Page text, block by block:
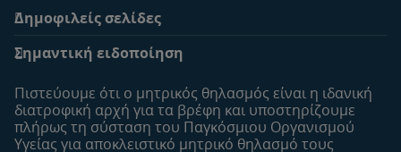
Δημοφιλείς σελίδες
Οι Ειδικοί μας
Συχνές ερωτήσεις
Αναζήτηση
Επικοινώνησε μαζί μας
Σχετικά με εμάς
Η σελίδα μου
Το προφίλ μου
Σημαντική ειδοποίηση
Πιστεύουμε ότι ο μητρικός θηλασμός είναι η ιδανική
διατροφική αρχή για τα βρέφη και υποστηρίζουμε
πλήρως τη σύσταση του Παγκόσμιου Οργανισμού
Υγείας για αποκλειστικό μητρικό θηλασμό τους